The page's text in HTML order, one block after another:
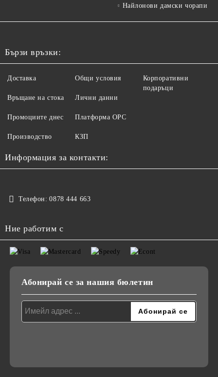
Найлонови дамски чорапи
Бързи връзки:
Доставка
Връщане на стока
Промоциите днес
Производство
Общи условия
Лични данни
Платформа ОРС
КЗП
Корпоративни
подаръци
Информация за контакти:
Телефон: 0878 444 663
Ние работим с
Абонирай се за нашия бюлетин